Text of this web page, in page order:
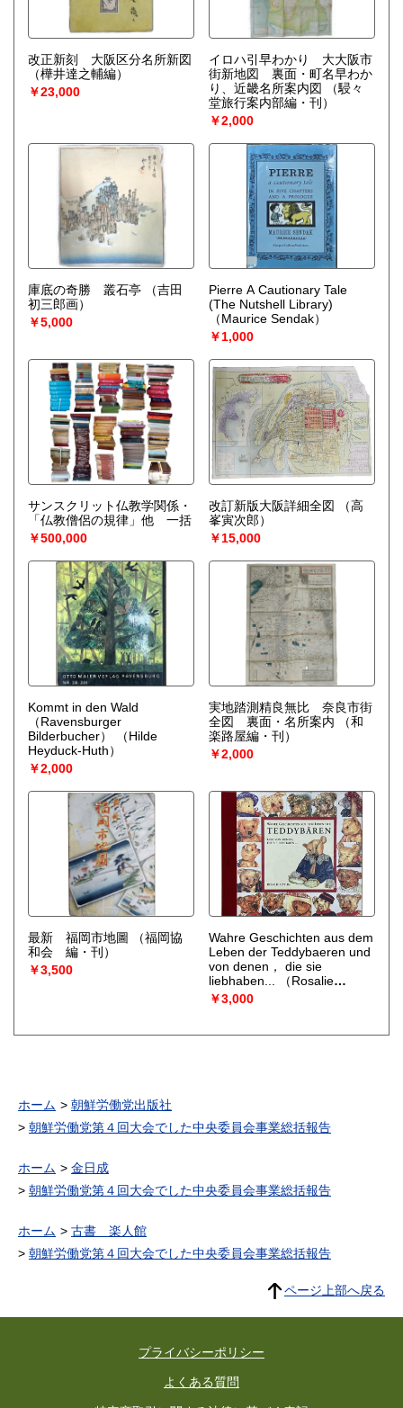
改正新刻 大阪区分名所新図
（樺井達之輔編）
￥23,000
イロハ引早わかり 大大阪市
街新地図 裏面・町名早わか
り、近畿名所案内図
（駸々
堂旅行案内部編・刊）
￥2,000
庫底の奇勝 叢石亭
（吉田
初三郎画）
￥5,000
Pierre A Cautionary Tale
(The Nutshell Library)
（Maurice Sendak）
￥1,000
サンスクリット仏教学関係・
「仏教僧侶の規律」他 一括
￥500,000
改訂新版大阪詳細全図
（高
峯寅次郎）
￥15,000
Kommt in den Wald
（Ravensburger
Bilderbucher）
（Hilde
Heyduck-Huth）
￥2,000
実地踏測精良無比 奈良市街
全図 裏面・名所案内
（和
楽路屋編・刊）
￥2,000
最新 福岡市地圖
（福岡協
和会 編・刊）
￥3,500
Wahre Geschichten aus dem
Leben der Teddybaeren und
von denen， die sie
liebhaben...
（Rosalie
Upton）
￥3,000
ホーム
朝鮮労働党出版社
朝鮮労働党第４回大会でした中央委員会事業総括報告
ホーム
金日成
朝鮮労働党第４回大会でした中央委員会事業総括報告
ホーム
古書 楽人館
朝鮮労働党第４回大会でした中央委員会事業総括報告
ページ上部へ戻る
プライバシーポリシー
よくある質問